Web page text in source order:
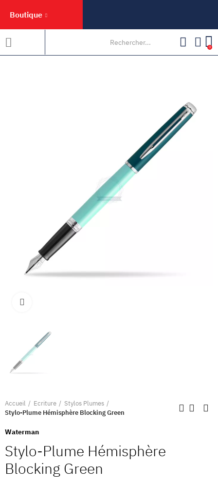
Boutique
0
Accueil Ecriture
Stylos Plumes
Stylo-Plume Hémisphère Blocking Green
Waterman
Stylo-Plume Hémisphère
Blocking Green